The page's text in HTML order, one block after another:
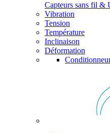
Capteurs sans fil &
Vibration
Tension
Température
Inclinaison
Déformation